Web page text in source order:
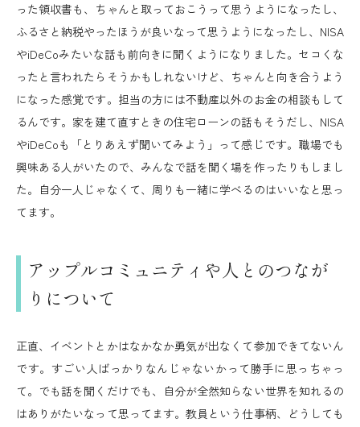
った領収書も、ちゃんと取っておこうって思うようになったし、
ふるさと納税やったほうが良いなって思うようになったし、NISA
やiDeCoみたいな話も前向きに聞くようになりました。セコくな
ったと言われたらそうかもしれないけど、ちゃんと向き合うよう
になった感覚です。担当の方には不動産以外のお金の相談もして
るんです。家を建て直すときの住宅ローンの話もそうだし、NISA
やiDeCoも「とりあえず聞いてみよう」って感じです。職場でも
興味ある人がいたので、みんなで話を聞く場を作ったりもしまし
た。自分一人じゃなくて、周りも一緒に学べるのはいいなと思っ
てます。
アップルコミュニティや人とのつなが
りについて
正直、イベントとかはなかなか勇気が出なくて参加できてないん
です。すごい人ばっかりなんじゃないかって勝手に思っちゃっ
て。でも話を聞くだけでも、自分が全然知らない世界を知れるの
はありがたいなって思ってます。教員という仕事柄、どうしても